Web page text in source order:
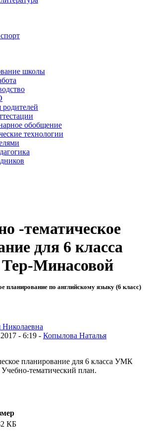
школы
обобщение
технологии
-тематическое
для 6 класса
Минасовой
планирование по английскому языку (6 класс)
- 6:19 - Копылова Наталья
планирование для 6 класса УМК
тематический план.
КБ